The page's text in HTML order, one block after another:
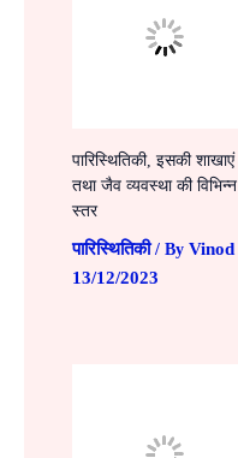
पारिस्थितिकी, इसकी शाखाएं
तथा जैव व्यवस्था की विभिन्न
स्तर
पारिस्थितिकी/ By Vinod
13/12/2023